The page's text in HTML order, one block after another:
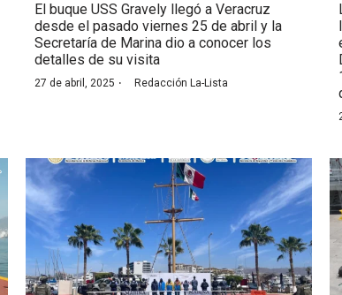
El buque USS Gravely llegó a Veracruz
desde el pasado viernes 25 de abril y la
Secretaría de Marina dio a conocer los
detalles de su visita
27 de abril, 2025 · Redacción La-Lista